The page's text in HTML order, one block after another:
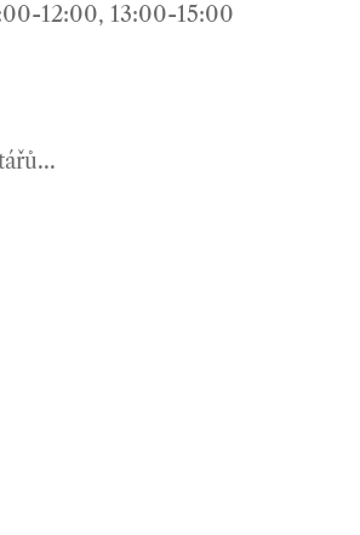
12:00, 13:00-15:00